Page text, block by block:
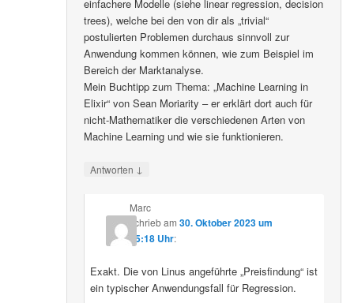
einfachere Modelle (siehe linear regression, decision
trees), welche bei den von dir als „trivial“
postulierten Problemen durchaus sinnvoll zur
Anwendung kommen können, wie zum Beispiel im
Bereich der Marktanalyse.
Mein Buchtipp zum Thema: „Machine Learning in
Elixir“ von Sean Moriarity – er erklärt dort auch für
nicht-Mathematiker die verschiedenen Arten von
Machine Learning und wie sie funktionieren.
Antworten ↓
Marc
schriebam 30. Oktober 2023 um
15:18 Uhr:
Exakt. Die von Linus angeführte „Preisfindung“ ist
ein typischer Anwendungsfall für Regression.